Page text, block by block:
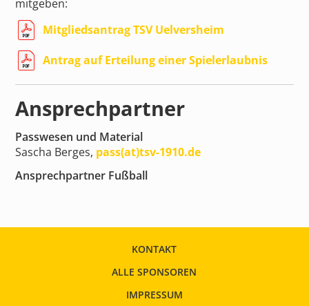
mitgeben:
Mitgliedsantrag TSV Uelversheim
Antrag auf Erteilung einer Spielerlaubnis
Ansprechpartner
Passwesen und Material
Sascha Berges, pass(at)tsv-1910.de
Ansprechpartner Fußball
KONTAKT
ALLE SPONSOREN
IMPRESSUM